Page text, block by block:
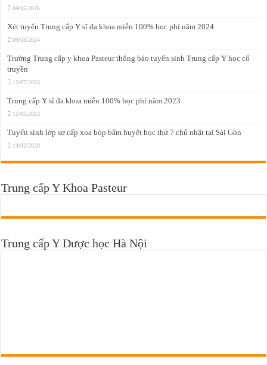
04/05/2026
Xét tuyển Trung cấp Y sĩ đa khoa miễn 100% học phí năm 2024
09/03/2024
Trường Trung cấp y khoa Pasteur thông báo tuyển sinh Trung cấp Y học cổ
truyền
12/07/2023
Trung cấp Y sĩ đa khoa miễn 100% học phí năm 2023
15/05/2023
Tuyển sinh lớp sơ cấp xoa bóp bấm huyệt học thứ 7 chủ nhật tại Sài Gòn
14/02/2020
Trung cấp Y Khoa Pasteur
Trung cấp Y Dược học Hà Nội